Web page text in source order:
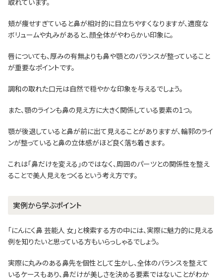
取れています。
頬が痩せすぎていると鼻が相対的に目立ちやすくなりますが、適度な
ボリュームや丸みがあると、顔全体がやわらかい印象に。
唇についても、厚みの有無よりも鼻や顎とのバランスが整っていること
が重要なポイントです。
調和の取れた口元は自然で穏やかな印象を与えるでしょう。
また、顎のラインも鼻の見え方に大きく関係している要素の1つ。
顎が後退していると鼻が前に出て見えることがありますが、輪郭のライ
ンが整っていると鼻の立体感がほど良く落ち着きます。
これは「鼻だけを変える」のではなく、周囲のパーツとの関係性を整え
ることで美人見えをつくるという考え方です。
実例から学ぶポイント
「にんにく鼻 芸能人 女」と検索する方の中には、実際に魅力的に見える
例を知りたいと思っている方もいらっしゃるでしょう。
実際に丸みのある鼻先を個性として生かし、全体のバランスを整えて
いるケースもあり、鼻だけが美しさを決める要素ではないことがわか